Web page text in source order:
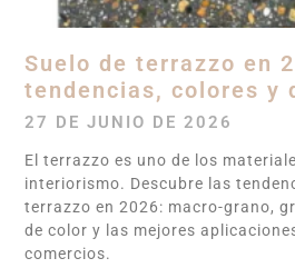
Suelo de terrazzo en
tendencias, colores y
27 DE JUNIO DE 2026
El terrazzo es uno de los
interiorismo. Descubre las
terrazzo en 2026: macro-grano,
de color y las mejores
comercios.